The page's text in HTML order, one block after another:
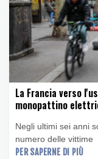
La Francia verso
monopattino
Negli ultimi sei anni
numero delle vittime
PER SAPERNE DI PIÙ